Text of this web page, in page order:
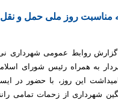
مناسبت روز ملی حمل و
به همراه رئیس شورای
این روز، با حضور در
شهرداری از زحمات تمامی